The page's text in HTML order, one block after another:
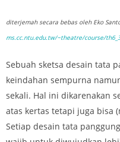
diterjemah secara bebas oleh Eko
ms.cc.ntu.edu.tw/~theatre/course/
Sebuah sketsa desain tata
keindahan sempurna
sekali. Hal ini dikarenakan
atas kertas tetapi juga bisa
Setiap desain tata